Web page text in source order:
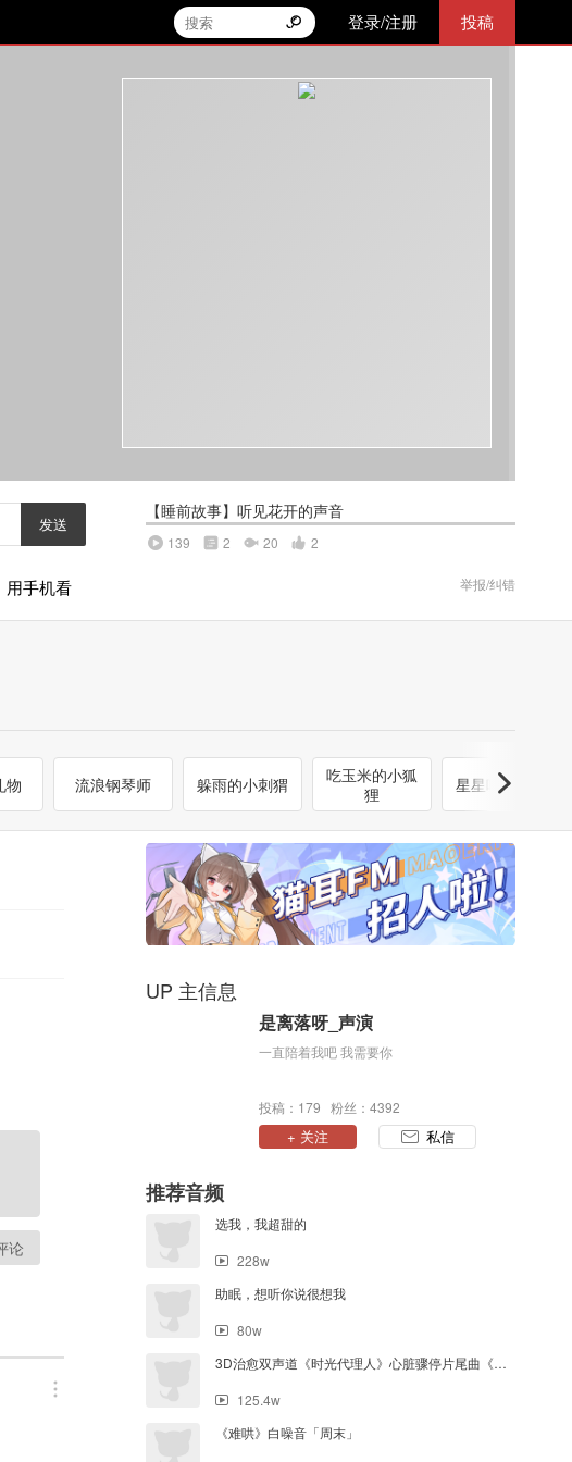
登录/注册 投稿
发送
用手机看
【睡前故事】听见花开的声音
139 2 20 2
举报/纠错
物 流浪钢琴师 躲雨的小刺猬
吃玉米的小狐
狸
星星味的拥抱
论
UP 主信息
是离落呀_声演
一直陪着我吧 我需要你
投稿：179 粉丝：4392
+ 关注 私信
推荐音频
选我，我超甜的
228w
助眠，想听你说很想我
80w
3D治愈双声道《时光代理人》心脏骤停片尾曲《OverThink》木木的3D音乐实验室
125.4w
《难哄》白噪音「周末」